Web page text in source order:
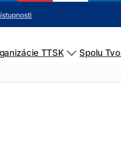
TTSK Spolu